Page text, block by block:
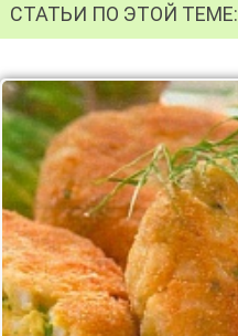
СТАТЬИ ПО ЭТОЙ ТЕМЕ: